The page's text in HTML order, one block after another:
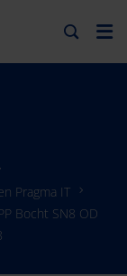
Pragma IT
Bocht SN8 OD